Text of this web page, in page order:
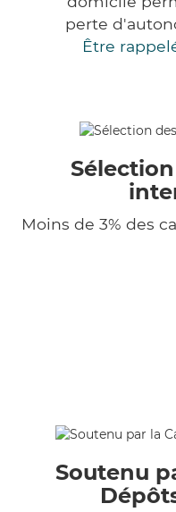
perte
Être
Moins de 3% des
Soutenu